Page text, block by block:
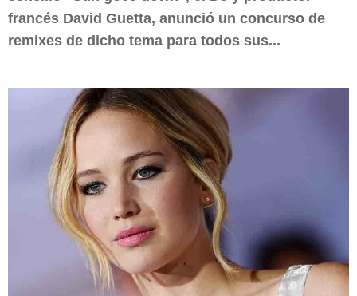
francés David Guetta, anunció un concurso de
remixes de dicho tema para todos sus...